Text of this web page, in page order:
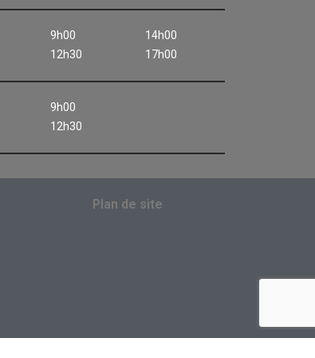
9h00
12h30
14h00
17h00
9h00
12h30
Plan de site